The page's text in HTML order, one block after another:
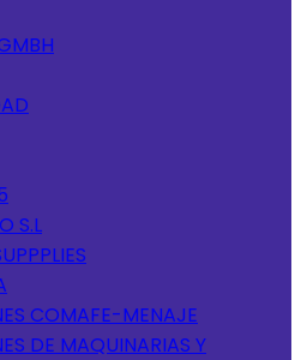
S.L
COMAFE-MENAJE
DE MAQUINARIAS Y